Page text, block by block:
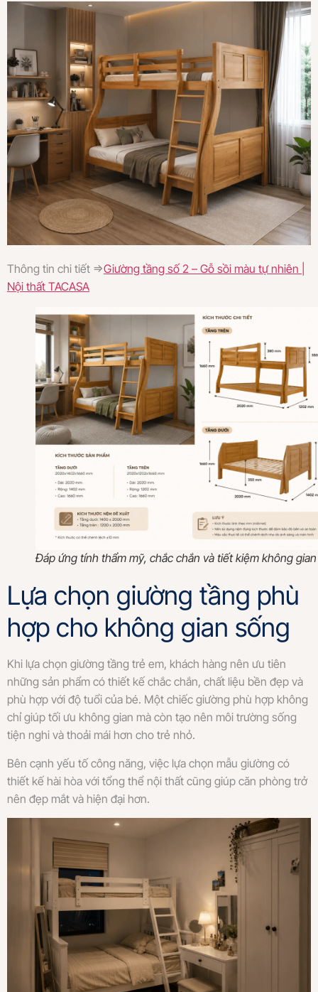
Thông tin chi tiết =>Giường tầng số 2 – Gỗ sồi màu tự nhiên |
Nội thất TACASA
Đáp ứng tính thẩm mỹ, chắc chắn và tiết kiệm không gian
Lựa chọn giường tầng phù
hợp cho không gian sống
Khi lựa chọn giường tầng trẻ em, khách hàng nên ưu tiên
những sản phẩm có thiết kế chắc chắn, chất liệu bền đẹp và
phù hợp với độ tuổi của bé. Một chiếc giường phù hợp không
chỉ giúp tối ưu không gian mà còn tạo nên môi trường sống
tiện nghi và thoải mái hơn cho trẻ nhỏ.
Bên cạnh yếu tố công năng, việc lựa chọn mẫu giường có
thiết kế hài hòa với tổng thể nội thất cũng giúp căn phòng trở
nên đẹp mắt và hiện đại hơn.